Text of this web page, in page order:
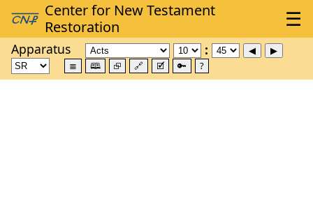
Apparatus
≣ 🕮 ⮺ 🔗 🗹 🔑 ?